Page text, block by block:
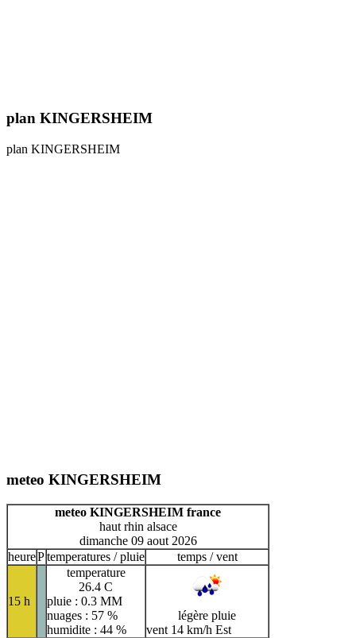
plan KINGERSHEIM
plan KINGERSHEIM
meteo KINGERSHEIM
meteo KINGERSHEIM france
haut rhin alsace
dimanche 09 aout 2026
heurePtemperatures / pluie temps / vent
15 h
temperature
26.4 C
pluie : 0.3 MM
nuages : 57 %
humidite : 44 %
légère pluie
vent 14 km/h Est